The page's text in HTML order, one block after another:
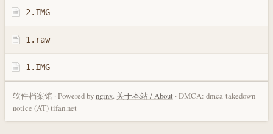
2.IMG
1.raw
1.IMG
软件档案馆 · Powered bynginx. 关于本站 / About · DMCA: dmca-takedown-
notice (AT) tifan.net